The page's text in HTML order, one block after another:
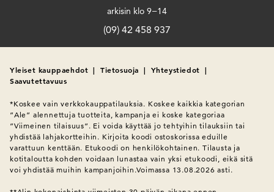
arkisin klo 9−14
(09) 42 458 937
Yleiset kauppaehdot | Tietosuoja | Yhteystiedot |
Saavutettavuus
*Koskee vain verkkokauppatilauksia. Koskee kaikkia kategorian
”Ale” alennettuja tuotteita, kampanja ei koske kategoriaa
”Viimeinen tilaisuus”. Ei voida käyttää jo tehtyihin tilauksiin tai
yhdistää lahjakortteihin. Kirjoita koodi ostoskorissa eduille
varattuun kenttään. Etukoodi on henkilökohtainen. Tilausta ja
kotitaloutta kohden voidaan lunastaa vain yksi etukoodi, eikä sitä
voi yhdistää muihin kampanjoihin.Voimassa 13.08.2026 asti.